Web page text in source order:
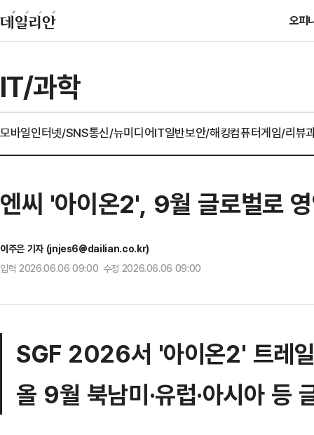
오피
IT/과학
모바일인터넷/SNS통신/뉴미디어IT일반보안/해킹컴퓨터게임/리뷰
엔씨 '아이온2', 9월 글로벌로
이주은 기자 (jnjes6@dailian.co.kr)
입력 2026.06.06 09:00 수정 2026.06.06 09:00
SGF 2026서 '아이온2' 트레
올 9월 북남미·유럽·아시아 등